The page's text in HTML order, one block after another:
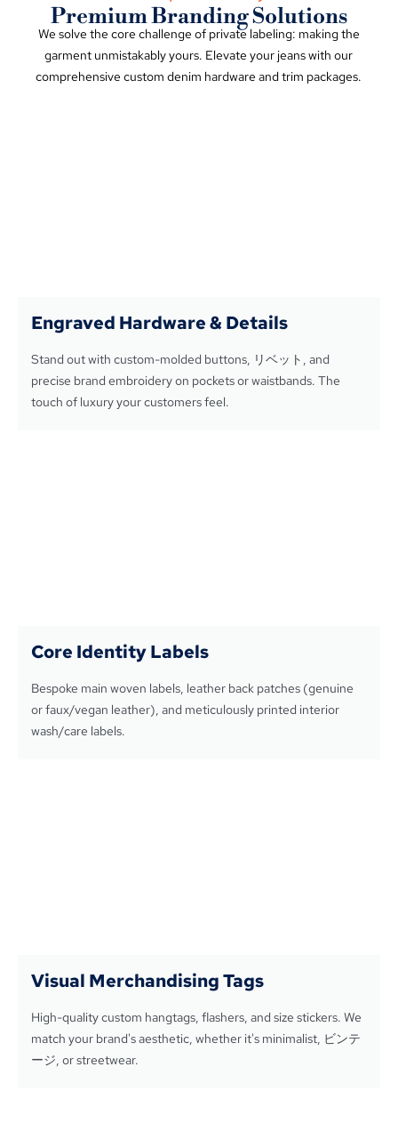
Premium Branding Solutions
We solve the core challenge of private labeling: making the
garment unmistakably yours. Elevate your jeans with our
comprehensive custom denim hardware and trim packages.
Engraved Hardware& Details
Stand out with custom-molded buttons, リベット, and
precise brand embroidery on pockets or waistbands. The
touch of luxury your customers feel.
Core Identity Labels
Bespoke main woven labels, leather back patches (genuine
or faux/vegan leather), and meticulously printed interior
wash/care labels.
Visual Merchandising Tags
High-quality custom hangtags, flashers, and size stickers. We
match your brand's aesthetic, whether it's minimalist, ビンテ
ージ, or streetwear.